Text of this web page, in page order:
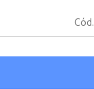
Cód.